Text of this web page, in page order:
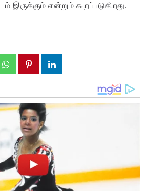
இருக்கும் என்றும் கூறப்படுகிறது.